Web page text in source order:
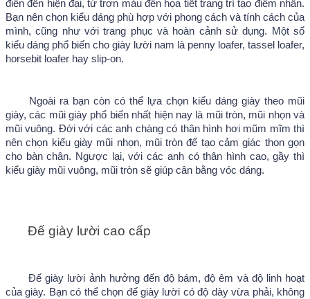
điển đến hiện đại, từ trơn màu đến họa tiết trang trí tạo điểm nhấn.
Bạn nên chọn kiểu dáng phù hợp với phong cách và tính cách của
mình, cũng như với trang phục và hoàn cảnh sử dụng. Một số
kiểu dáng phổ biến cho giày lười nam là penny loafer, tassel loafer,
horsebit loafer hay slip-on.
Ngoài ra bạn còn có thể lựa chọn kiểu dáng giày theo mũi
giày, các mũi giày phổ biến nhất hiện nay là mũi tròn, mũi nhọn và
mũi vuông. Đới với các anh chàng có thân hình hơi mũm mĩm thì
nên chọn kiểu giày mũi nhọn, mũi tròn để tạo cảm giác thon gọn
cho bàn chân. Ngược lại, với các anh có thân hình cao, gầy thì
kiểu giày mũi vuông, mũi tròn sẽ giúp cân bằng vóc dáng.
Đế giày lười cao cấp
Đế giày lười ảnh hưởng đến độ bám, độ êm và độ linh hoạt
của giày. Bạn có thể chọn đế giày lười có độ dày vừa phải, không